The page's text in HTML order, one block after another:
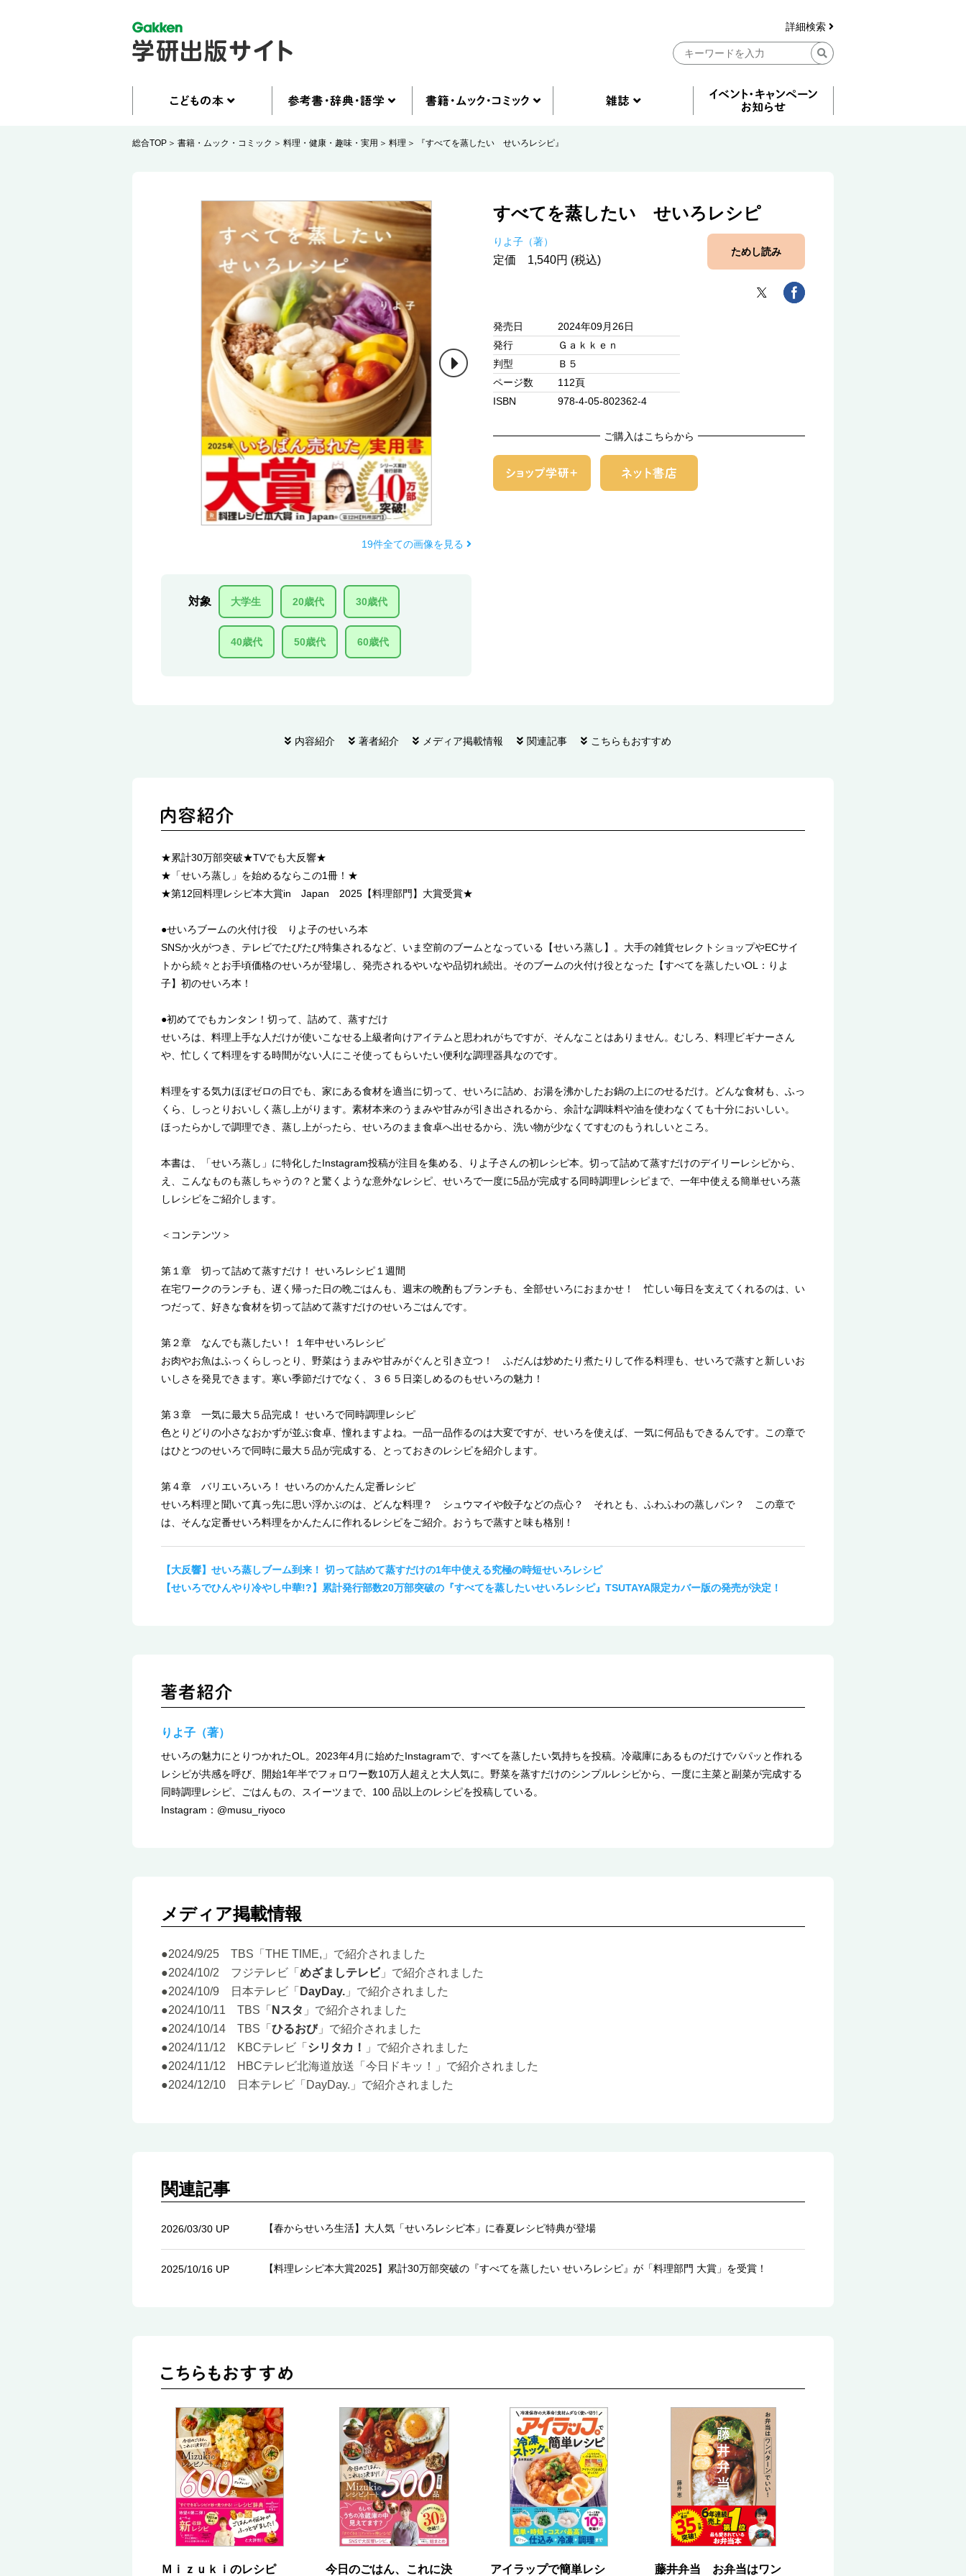
詳細検索
総合TOP 書籍・ムック・コミック 料理・健康・趣味・実用 料理 『すべてを蒸したい せいろレシピ』
19件全ての画像を見る
対象 大学生 20歳代 30歳代
40歳代 50歳代 60歳代
すべてを蒸したい せいろレシピ
ためし読み
りよ子（著）
定価 1,540円 (税込)
発売日
2024年09月26日
発行
Ｇａｋｋｅｎ
判型
Ｂ５
ページ数
112頁
ISBN
978-4-05-802362-4
ご購入はこちらから
内容紹介 著者紹介 メディア掲載情報 関連記事 こちらもおすすめ
★累計30万部突破★TVでも大反響★
★「せいろ蒸し」を始めるならこの1冊！★
★第12回料理レシピ本大賞in Japan 2025【料理部門】大賞受賞★
●せいろブームの火付け役 りよ子のせいろ本
SNSか火がつき、テレビでたびたび特集されるなど、いま空前のブームとなっている【せいろ蒸し】。大手の雑貨セレクトショップやECサイ
トから続々とお手頃価格のせいろが登場し、発売されるやいなや品切れ続出。そのブームの火付け役となった【すべてを蒸したいOL：りよ
子】初のせいろ本！
●初めてでもカンタン！切って、詰めて、蒸すだけ
せいろは、料理上手な人だけが使いこなせる上級者向けアイテムと思われがちですが、そんなことはありません。むしろ、料理ビギナーさん
や、忙しくて料理をする時間がない人にこそ使ってもらいたい便利な調理器具なのです。
料理をする気力ほぼゼロの日でも、家にある食材を適当に切って、せいろに詰め、お湯を沸かしたお鍋の上にのせるだけ。どんな食材も、ふっ
くら、しっとりおいしく蒸し上がります。素材本来のうまみや甘みが引き出されるから、余計な調味料や油を使わなくても十分においしい。
ほったらかしで調理でき、蒸し上がったら、せいろのまま食卓へ出せるから、洗い物が少なくてすむのもうれしいところ。
本書は、「せいろ蒸し」に特化したInstagram投稿が注目を集める、りよ子さんの初レシピ本。切って詰めて蒸すだけのデイリーレシピから、
え、こんなものも蒸しちゃうの？と驚くような意外なレシピ、せいろで一度に5品が完成する同時調理レシピまで、一年中使える簡単せいろ蒸
しレシピをご紹介します。
＜コンテンツ＞
第１章 切って詰めて蒸すだけ！ せいろレシピ１週間
在宅ワークのランチも、遅く帰った日の晩ごはんも、週末の晩酌もブランチも、全部せいろにおまかせ！ 忙しい毎日を支えてくれるのは、い
つだって、好きな食材を切って詰めて蒸すだけのせいろごはんです。
第２章 なんでも蒸したい！ １年中せいろレシピ
お肉やお魚はふっくらしっとり、野菜はうまみや甘みがぐんと引き立つ！ ふだんは炒めたり煮たりして作る料理も、せいろで蒸すと新しいお
いしさを発見できます。寒い季節だけでなく、３６５日楽しめるのもせいろの魅力！
第３章 一気に最大５品完成！ せいろで同時調理レシピ
色とりどりの小さなおかずが並ぶ食卓、憧れますよね。一品一品作るのは大変ですが、せいろを使えば、一気に何品もできるんです。この章で
はひとつのせいろで同時に最大５品が完成する、とっておきのレシピを紹介します。
第４章 バリエいろいろ！ せいろのかんたん定番レシピ
せいろ料理と聞いて真っ先に思い浮かぶのは、どんな料理？ シュウマイや餃子などの点心？ それとも、ふわふわの蒸しパン？ この章で
は、そんな定番せいろ料理をかんたんに作れるレシピをご紹介。おうちで蒸すと味も格別！
【大反響】せいろ蒸しブーム到来！ 切って詰めて蒸すだけの1年中使える究極の時短せいろレシピ
【せいろでひんやり冷やし中華!?】累計発行部数20万部突破の『すべてを蒸したいせいろレシピ』TSUTAYA限定カバー版の発売が決定！
りよ子（著）
せいろの魅力にとりつかれたOL。2023年4月に始めたInstagramで、すべてを蒸したい気持ちを投稿。冷蔵庫にあるものだけでパパッと作れる
レシピが共感を呼び、開始1年半でフォロワー数10万人超えと大人気に。野菜を蒸すだけのシンプルレシピから、一度に主菜と副菜が完成する
同時調理レシピ、ごはんもの、スイーツまで、100 品以上のレシピを投稿している。
Instagram：@musu_riyoco
メディア掲載情報
●2024/9/25 TBS「THE TIME,」で紹介されました
●2024/10/2 フジテレビ「 めざましテレビ 」で紹介されました
●2024/10/9 日本テレビ「 DayDay. 」で紹介されました
●2024/10/11 TBS「 Nスタ 」で紹介されました
●2024/10/14 TBS「 ひるおび 」で紹介されました
●2024/11/12 KBCテレビ「 シリタカ！
」で紹介されました
●2024/11/12 HBCテレビ北海道放送「今日ドキッ！」で紹介されました
●2024/12/10 日本テレビ「 DayDay. 」で紹介されました
関連記事
2026/03/30 UP 【春からせいろ生活】大人気「せいろレシピ本」に春夏レシピ特典が登場
2025/10/16 UP 【料理レシピ本大賞2025】累計30万部突破の『すべてを蒸したい せいろレシピ』が「料理部門 大賞」を受賞！
Ｍｉｚｕｋｉのレシピ 今日のごはん、これに決 アイラップで簡単レシ 藤井弁当 お弁当はワン